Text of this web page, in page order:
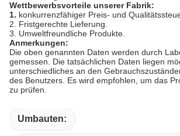
Wettbewerbsvorteile unserer Fabrik:
1. konkurrenzfähiger Preis- und
2. Fristgerechte Lieferung.
3. Umweltfreundliche Produkte.
Anmerkungen:
Die oben genannten Daten werden durch
gemessen. Die tatsächlichen Daten liegen
unterschiedliches an den
des Benutzers. Es wird empfohlen, um das
zu prüfen.
Umbauten: